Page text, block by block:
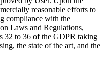
reasonable efforts to
compliance with the
Laws and Regulations,
32 to 36 of the GDPR taking
the state of the art, and the